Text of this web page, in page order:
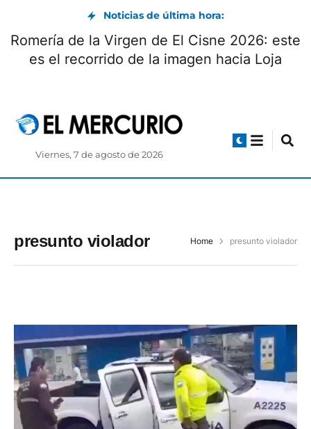
Noticias de última hora:
Romería de la Virgen de El Cisne 2026: este
es el recorrido de la imagen hacia Loja
Viernes, 7 de agosto de 2026
presunto violador Home presunto violador